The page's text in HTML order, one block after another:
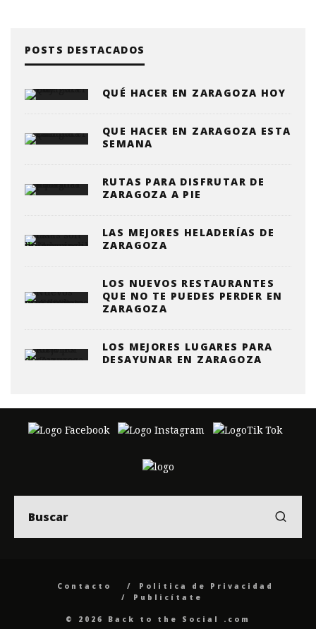
POSTS DESTACADOS
QUÉ HACER EN ZARAGOZA HOY
QUE HACER EN ZARAGOZA ESTA
SEMANA
RUTAS PARA DISFRUTAR DE
ZARAGOZA A PIE
LAS MEJORES HELADERÍAS DE
ZARAGOZA
LOS NUEVOS RESTAURANTES
QUE NO TE PUEDES PERDER EN
ZARAGOZA
LOS MEJORES LUGARES PARA
DESAYUNAR EN ZARAGOZA
Contacto
Politica de Privacidad
Publicítate
© 2026 Back to the Social .com